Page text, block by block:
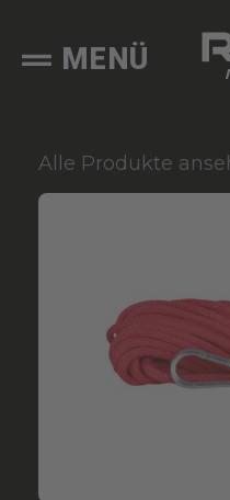
MENÜ
Alle Produkte